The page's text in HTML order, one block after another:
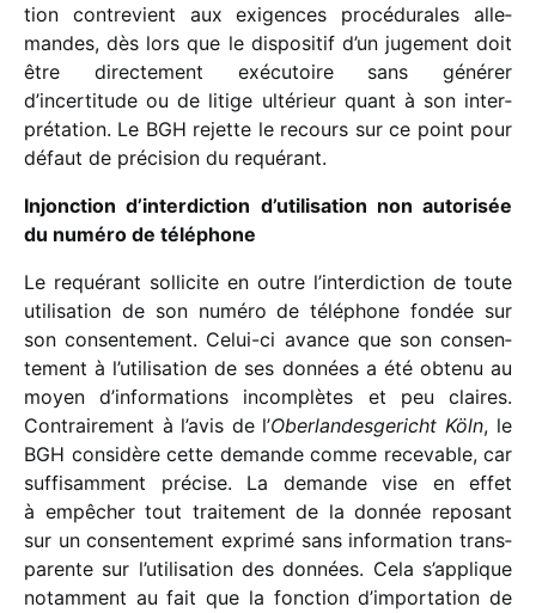
tion contre­vient aux exigences procé­du­rales alle­
mandes, dès lors que le dispo­si­tif d’un juge­ment doit
être direc­te­ment exécu­toire sans géné­rer
d’incertitude ou de litige ulté­rieur quant à son inter­
pré­ta­tion. Le BGH rejette le recours sur ce point pour
défaut de préci­sion du requérant.
Injonction d’interdiction d’utilisation non auto­ri­sée
du numéro de téléphone
Le requé­rant solli­cite en outre l’interdiction de toute
utili­sa­tion de son numéro de télé­phone fondée sur
son consen­te­ment. Celui-ci avance que son consen­
te­ment à l’utilisation de ses données a été obtenu au
moyen d’informations incom­plètes et peu claires.
Contrairement à l’avis de l’Oberlandesgericht Köln, le
BGH consi­dère cette demande comme rece­vable, car
suffi­sam­ment précise. La demande vise en effet
à empê­cher tout trai­te­ment de la donnée repo­sant
sur un consen­te­ment exprimé sans infor­ma­tion trans­
pa­rente sur l’utilisation des données. Cela s’applique
notam­ment au fait que la fonc­tion d’importation de